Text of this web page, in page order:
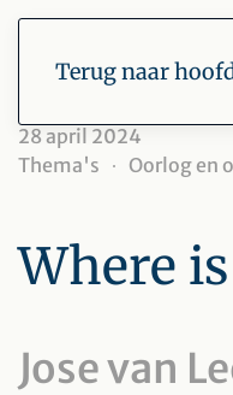
Terug naar
28 april 2024
Thema's
Oorlog en
Where
Jose van